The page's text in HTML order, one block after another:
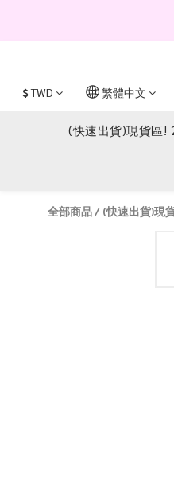
$TWD 繁體中文
(快速出貨)現貨區!
全部商品/ (快速出貨)現